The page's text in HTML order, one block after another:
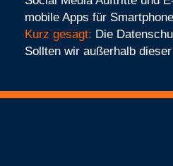
mobile Apps für
Kurz gesagt: Die
Sollten wir außerhalb